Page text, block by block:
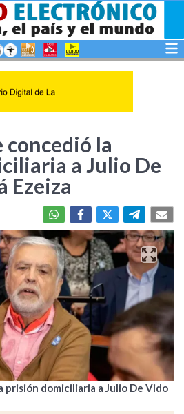
concedió la
a Julio De
Ezeiza
prisión domiciliaria a Julio De Vido